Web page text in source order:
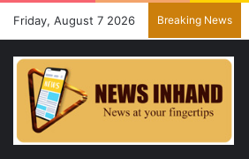
Friday, August 7 2026 Breaking News